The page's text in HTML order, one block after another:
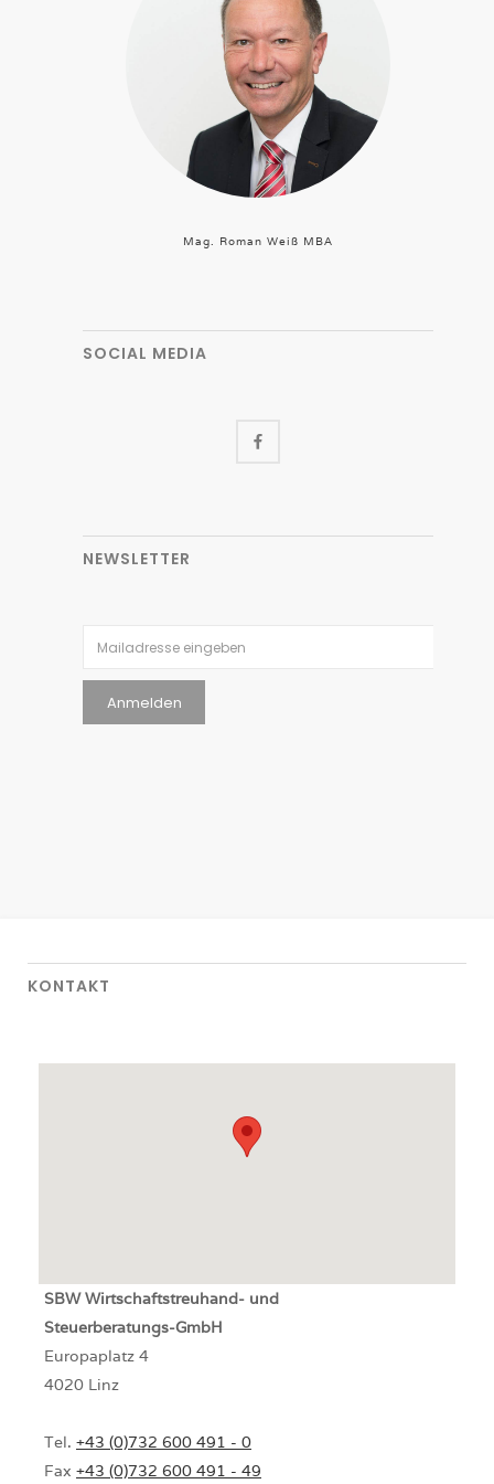
Mag. Roman Weiß MBA
SOCIAL MEDIA
NEWSLETTER
KONTAKT
SBWWirtschaftstreuhand- und
Steuerberatungs-GmbH
Europaplatz 4
4020 Linz
Tel. +43 (0)732 600 491 - 0
Fax +43 (0)732 600 491 - 49